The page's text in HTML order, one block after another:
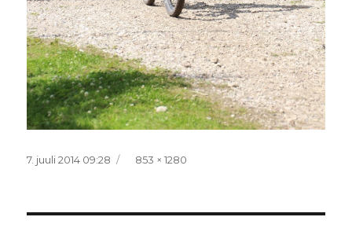
Postitatud
7. juuli 2014 09:28 Täissuurus
853 × 1280